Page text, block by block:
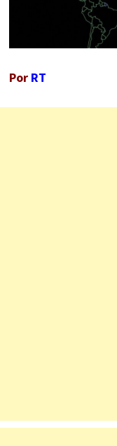
Por RT